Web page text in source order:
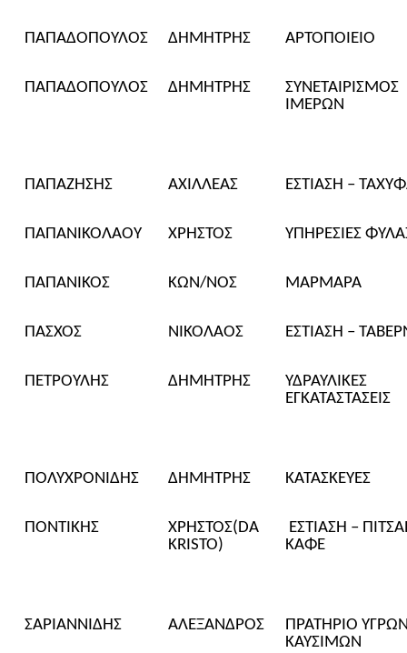
ΠΑΠΑΔΟΠΟΥΛΟΣ ΔΗΜΗΤΡΗΣ ΑΡΤΟΠΟΙΕΙΟ
ΠΑΠΑΔΟΠΟΥΛΟΣ ΔΗΜΗΤΡΗΣ
ΣΥΝΕΤΑΙΡΙΣΜΟΣ
ΙΜΕΡΩΝ
ΠΑΠΑΖΗΣΗΣ ΑΧΙΛΛΕΑΣ ΕΣΤΙΑΣΗ –
ΠΑΠΑΝΙΚΟΛΑΟΥ ΧΡΗΣΤΟΣ ΥΠΗΡΕΣΙΕΣ
ΠΑΠΑΝΙΚΟΣ ΚΩΝ/ΝΟΣ ΜΑΡΜΑΡΑ
ΠΑΣΧΟΣ ΝΙΚΟΛΑΟΣ ΕΣΤΙΑΣΗ –
ΠΕΤΡΟΥΛΗΣ ΔΗΜΗΤΡΗΣ
ΥΔΡΑΥΛΙΚΕΣ
ΕΓΚΑΤΑΣΤΑΣΕΙΣ
ΠΟΛΥΧΡΟΝΙΔΗΣ ΔΗΜΗΤΡΗΣ ΚΑΤΑΣΚΕΥΕΣ
ΠΟΝΤΙΚΗΣ ΧΡΗΣΤΟΣ(DA
KRISTO)
ΕΣΤΙΑΣΗ –
ΚΑΦΕ
ΣΑΡΙΑΝΝΙΔΗΣ ΑΛΕΞΑΝΔΡΟΣ
ΠΡΑΤΗΡΙΟ
ΚΑΥΣΙΜΩΝ